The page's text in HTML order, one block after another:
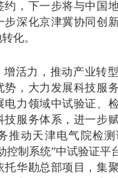
约，下一步将与中国
步深化京津冀协同创
化。
增活力，推动产业转
势，大力发展科技服
电力领域中试验证、
技服务体系，进一步
推动天津电气院检
控制系统”中试验证平
托华勘总部项目，集